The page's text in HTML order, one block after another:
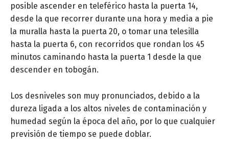
posible ascender en teleférico hasta la puerta 14,
desde la que recorrer durante una hora y media a pie
la muralla hasta la puerta 20, o tomar una telesilla
hasta la puerta 6, con recorridos que rondan los 45
minutos caminando hasta la puerta 1 desde la que
descender en tobogán.
Los desniveles son muy pronunciados, debido a la
dureza ligada a los altos niveles de contaminación y
humedad según la época del año, por lo que cualquier
previsión de tiempo se puede doblar.